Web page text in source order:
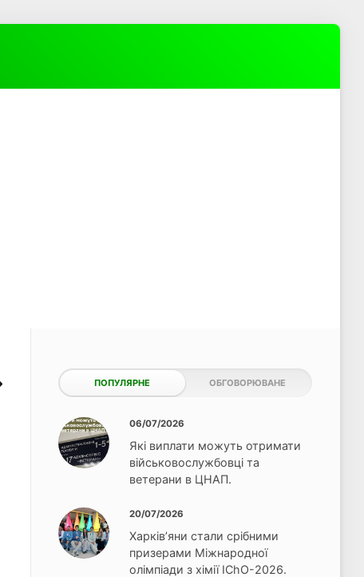
ПОПУЛЯРНЕ ОБГОВОРЮВАНЕ
06/07/2026
Які виплати можуть отримати
військовослужбовці та
ветерани в ЦНАП.
20/07/2026
Харків’яни стали срібними
призерами Міжнародної
олімпіади з хімії IChO-2026.